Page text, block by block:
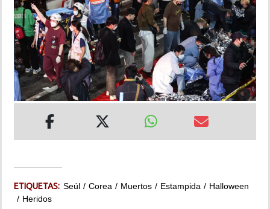
MUNDO
INSÓLITAS
MULTIMEDIA
ETIQUETAS: Seúl Corea Muertos Estampida
Halloween
Heridos